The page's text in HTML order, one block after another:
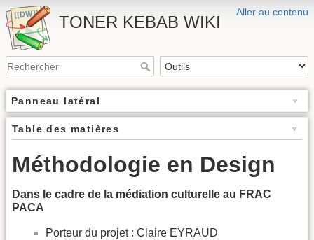
Aller au contenu
TONER KEBAB WIKI
Panneau latéral
Table des matières
Méthodologie en Design
Dans le cadre de la médiation culturelle au FRAC
PACA
Porteur du projet : Claire EYRAUD